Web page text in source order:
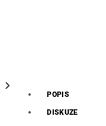
POPIS
DISKUZE